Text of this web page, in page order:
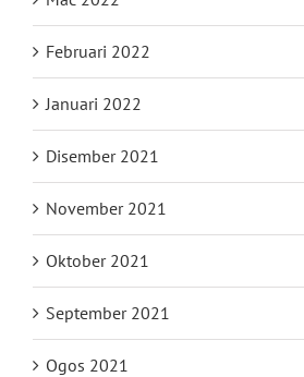
Februari 2022
Januari 2022
Disember 2021
November 2021
Oktober 2021
September 2021
Ogos 2021